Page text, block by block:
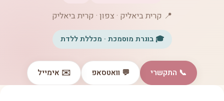
📍 קרית ביאליק · צפון · קרית ביאליק
🎓 בוגרת מוסמכת · מכללת ללדת
📞 התקשרי 💬 וואטסאפ ✉️ אימייל